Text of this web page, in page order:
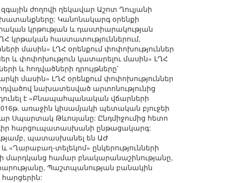
ժողովի ղեկավար Աշոտ Ղուլյանի
Կանոնակարգ օրենքի
կրթության և դաստիարակության
կրթական հաստատություններում,
մասին» ԼՂՀ օրենքում փոփոխություններ
և փոփոխություն կատարելու մասին» ԼՂՀ
և հոդվածների դրույթները՝
մասին» ԼՂՀ օրենքում փոփոխություններ
նախատեսված արտոնությունից
է «Բնապահպանական վճարների
առաջին կիսամյակի պետական բյուջեի
Սպարտակ Թևոսյանը: Ընդմիջումից հետո
հարցուպատասխանի ընթացակարգ:
պատասխանել են ԱԺ
տելեկոմ» ընկերությունների
մարդկանց համար բնակարանաշինությանը,
Պաշտպանության բանակին